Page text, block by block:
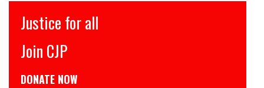
for all
NOW